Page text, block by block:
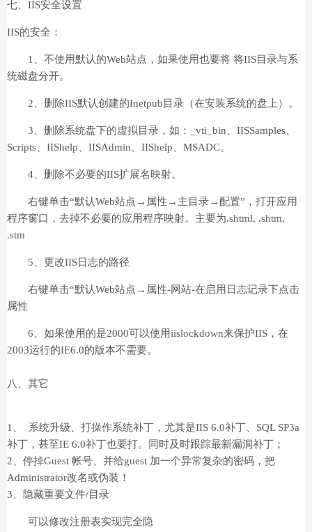
七、IIS安全设置
IIS的安全：
1、不使用默认的Web站点，如果使用也要将 将IIS目录与系
统磁盘分开。
2、删除IIS默认创建的Inetpub目录（在安装系统的盘上）。
3、删除系统盘下的虚拟目录，如：_vti_bin、IISSamples、
Scripts、IIShelp、IISAdmin、IIShelp、MSADC。
4、删除不必要的IIS扩展名映射。
右键单击“默认Web站点→属性→主目录→配置”，打开应用
程序窗口，去掉不必要的应用程序映射。主要为.shtml, .shtm,
.stm
5、更改IIS日志的路径
右键单击“默认Web站点→属性-网站-在启用日志记录下点击
属性
6、如果使用的是2000可以使用iislockdown来保护IIS，在
2003运行的IE6.0的版本不需要。
八、其它
1、 系统升级、打操作系统补丁，尤其是IIS 6.0补丁、SQL SP3a
补丁，甚至IE 6.0补丁也要打。同时及时跟踪最新漏洞补丁；
2、停掉Guest 帐号、并给guest 加一个异常复杂的密码，把
Administrator改名或伪装！
3、隐藏重要文件/目录
可以修改注册表实现完全隐